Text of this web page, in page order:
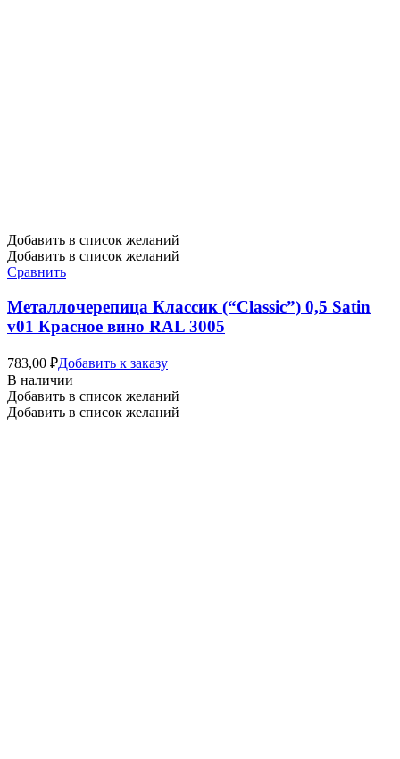
Добавить в список желаний
Добавить в список желаний
Сравнить
Металлочерепица Классик (“Classic”) 0,5 Satin
v01 Красное вино RAL 3005
783,00 ₽Добавить к заказу
В наличии
Добавить в список желаний
Добавить в список желаний